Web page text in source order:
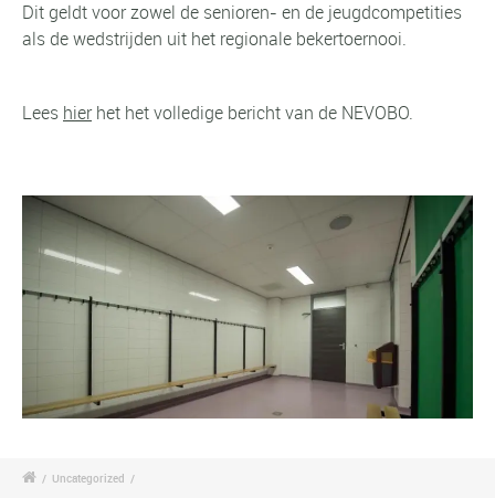
Dit geldt voor zowel de senioren- en de jeugdcompetities
als de wedstrijden uit het regionale bekertoernooi.
Lees hierhet het volledige bericht van de NEVOBO.
/ Uncategorized /